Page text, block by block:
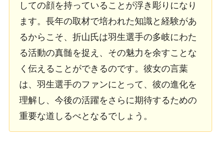
しての顔を持っていることが浮き彫りになり
ます。長年の取材で培われた知識と経験があ
るからこそ、折山氏は羽生選手の多岐にわた
る活動の真髄を捉え、その魅力を余すことな
く伝えることができるのです。彼女の言葉
は、羽生選手のファンにとって、彼の進化を
理解し、今後の活躍をさらに期待するための
重要な道しるべとなるでしょう。